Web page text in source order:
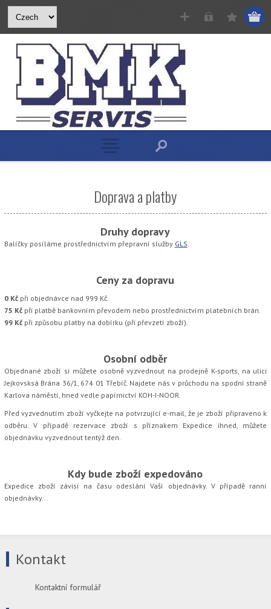
Doprava a platby
Druhy dopravy
Balíčky posíláme prostřednictvím přepravní služby GLS.
Ceny za dopravu
0 Kčpři objednávce nad 999 Kč.
75 Kčpři platbě bankovním převodem nebo prostřednictvím platebních brán.
99 Kčpři způsobu platby na dobírku (při převzetí zboží).
Osobní odběr
Objednané zboží si můžete osobně vyzvednout na prodejně K-sports, na ulici
Jejkovsksá Brána 36/1, 674 01 Třebíč. Najdete nás v průchodu na spodní straně
Karlova náměstí, hned vedle papírnictví KOH-I-NOOR.
Před vyzvednutím zboží vyčkejte na potvrzující e-mail, že je zboží připraveno k
odběru. V případě rezervace zboží s příznakem Expedice ihned, můžete
objednávku vyzvednout tentýž den.
Kdy bude zboží expedováno
Expedice zboží závisí na času odeslání Vaší objednávky. V případě ranní
objednávky...
Kontakt
Kontaktní formulář